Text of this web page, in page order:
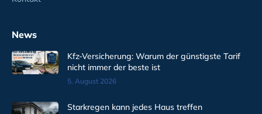
News
Kfz-Versicherung: Warum der günstigste Tarif
nicht immer der beste ist
5. August 2026
Starkregen kann jedes Haus treffen